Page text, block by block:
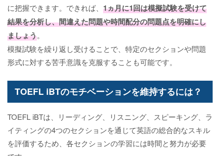
に把握できます。できれば、 1ヵ月に1回は模擬試験を受けて
結果を分析し、間違えた問題や時間配分の問題点を明確にし
ましょう。
模擬試験を繰り返し受けることで、特定のセクションや問題
形式に対する苦手意識を克服することも可能です。
TOEFL iBTのモチベーションを維持するには？
TOEFL iBTは、リーディング、リスニング、スピーキング、ラ
イティングの4つのセクションを通じて英語の総合的なスキル
を評価するため、各セクションの学習には時間と努力が必要